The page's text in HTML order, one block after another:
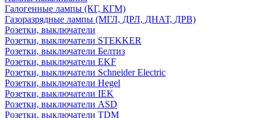
Галогенные лампы (КГ, КГМ)
Газоразрядные лампы (МГЛ, ДРЛ, ДНАТ, ДРВ)
Розетки, выключатели
Розетки, выключатели STEKKER
Розетки, выключатели Белтиз
Розетки, выключатели EKF
Розетки, выключатели Schneider Electric
Розетки, выключатели Hegel
Розетки, выключатели IEK
Розетки, выключатели ASD
Розетки, выключатели TDM